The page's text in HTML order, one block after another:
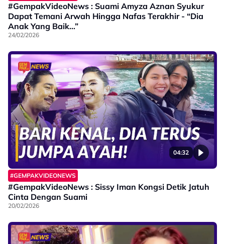
#GempakVideoNews : Suami Amyza Aznan Syukur
Dapat Temani Arwah Hingga Nafas Terakhir - “Dia
Anak Yang Baik…”
24/02/2026
04:32
#GEMPAKVIDEONEWS
#GempakVideoNews : Sissy Iman Kongsi Detik Jatuh
Cinta Dengan Suami
20/02/2026